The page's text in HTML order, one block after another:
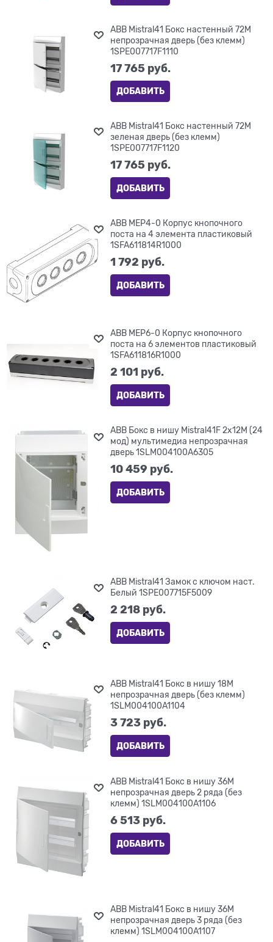
ABB Mistral41 Бокс настенный 72М
непрозрачная дверь (без клемм)
1SPE007717F1110
17 765 руб.
ДОБАВИТЬ
ABB Mistral41 Бокс настенный 72М
зеленая дверь (без клемм)
1SPE007717F1120
17 765 руб.
ДОБАВИТЬ
ABB MEP4-0 Корпус кнопочного
поста на 4 элемента пластиковый
1SFA611814R1000
1 792 руб.
ДОБАВИТЬ
ABB MEP6-0 Корпус кнопочного
поста на 6 элементов пластиковый
1SFA611816R1000
2 101 руб.
ДОБАВИТЬ
ABB Бокс в нишу Mistral41F 2х12М (24
мод) мультимедиа непрозрачная
дверь 1SLM004100A6305
10 459 руб.
ДОБАВИТЬ
ABB Mistral41 Замок с ключом наст.
Белый 1SPE007715F5009
2 218 руб.
ДОБАВИТЬ
ABB Mistral41 Бокс в нишу 18М
непрозрачная дверь (без клемм)
1SLM004100A1104
3 723 руб.
ДОБАВИТЬ
ABB Mistral41 Бокс в нишу 36М
непрозрачная дверь 2 ряда (без
клемм) 1SLM004100A1106
6 513 руб.
ДОБАВИТЬ
ABB Mistral41 Бокс в нишу 36М
непрозрачная дверь 3 ряда (без
клемм) 1SLM004100A1107